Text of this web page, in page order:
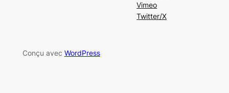
Vimeo
Twitter/X
Conçu avec WordPress